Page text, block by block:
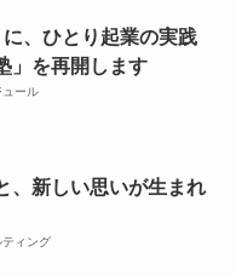
、ひとり起業の実践
」を再開します
ュール
、新しい思いが生まれ
ィング